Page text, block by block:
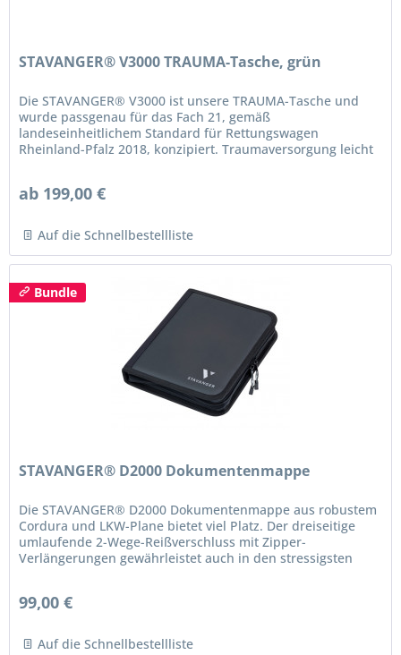
STAVANGER® V3000 TRAUMA-Tasche, grün
Die STAVANGER® V3000 ist unsere TRAUMA-Tasche und
wurde passgenau für das Fach 21, gemäß
landeseinheitlichem Standard für Rettungswagen
Rheinland-Pfalz 2018, konzipiert. Traumaversorgung leicht
ab 199,00 €
Auf die Schnellbestellliste
Bundle
STAVANGER® D2000 Dokumentenmappe
Die STAVANGER® D2000 Dokumentenmappe aus robustem
Cordura und LKW-Plane bietet viel Platz. Der dreiseitige
umlaufende 2-Wege-Reißverschluss mit Zipper-
Verlängerungen gewährleistet auch in den stressigsten
99,00 €
Auf die Schnellbestellliste